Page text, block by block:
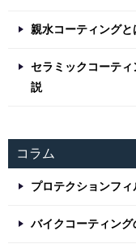
親水コーティング
セラミックコーテ
説
コラム
プロテクションフィ
バイクコーティング